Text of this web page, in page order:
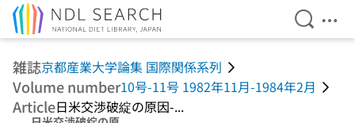
Open
雑誌京都産業大学論集 国際関係系列
Volume number10号-11号 1982年11月-1984年2月
Article日米交渉破綻の原因-...